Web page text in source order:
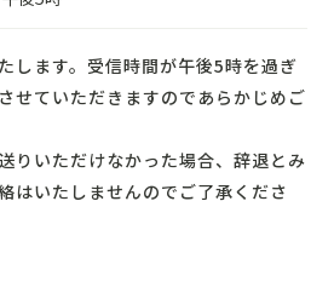
します。受信時間が午後5時を過ぎ
せていただきますのであらかじめご
りいただけなかった場合、辞退とみ
はいたしませんのでご了承くださ